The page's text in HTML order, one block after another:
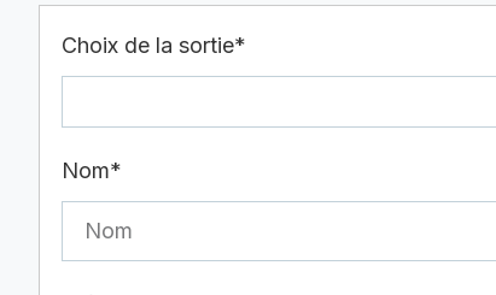
Choix de la sortie*
Nom*